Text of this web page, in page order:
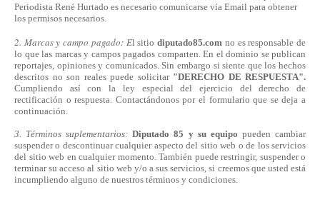
Periodista René Hurtado es necesario comunicarse vía Email para obtener
los permisos necesarios.
2. Marcas y campo pagado: El sitiodiputado85.com no es responsable de
lo que las marcas y campos pagados comparten. En el dominio se publican
reportajes, opiniones y comunicados. Sin embargo si siente que los hechos
descritos no son reales puede solicitar "DERECHO DE RESPUESTA".
Cumpliendo asícon la ley especial del ejercicio del derecho de
rectificación o respuesta. Contactándonospor el formulario que se deja a
continuación.
3. Términos suplementarios:Diputado 85 y su equipo pueden cambiar
suspender o descontinuar cualquier aspecto del sitio web o de los servicios
del sitio web en cualquier momento. También puede restringir, suspender o
terminar su acceso al sitio web y/o a sus servicios, si creemos que usted está
incumpliendo alguno de nuestros términos y condiciones.